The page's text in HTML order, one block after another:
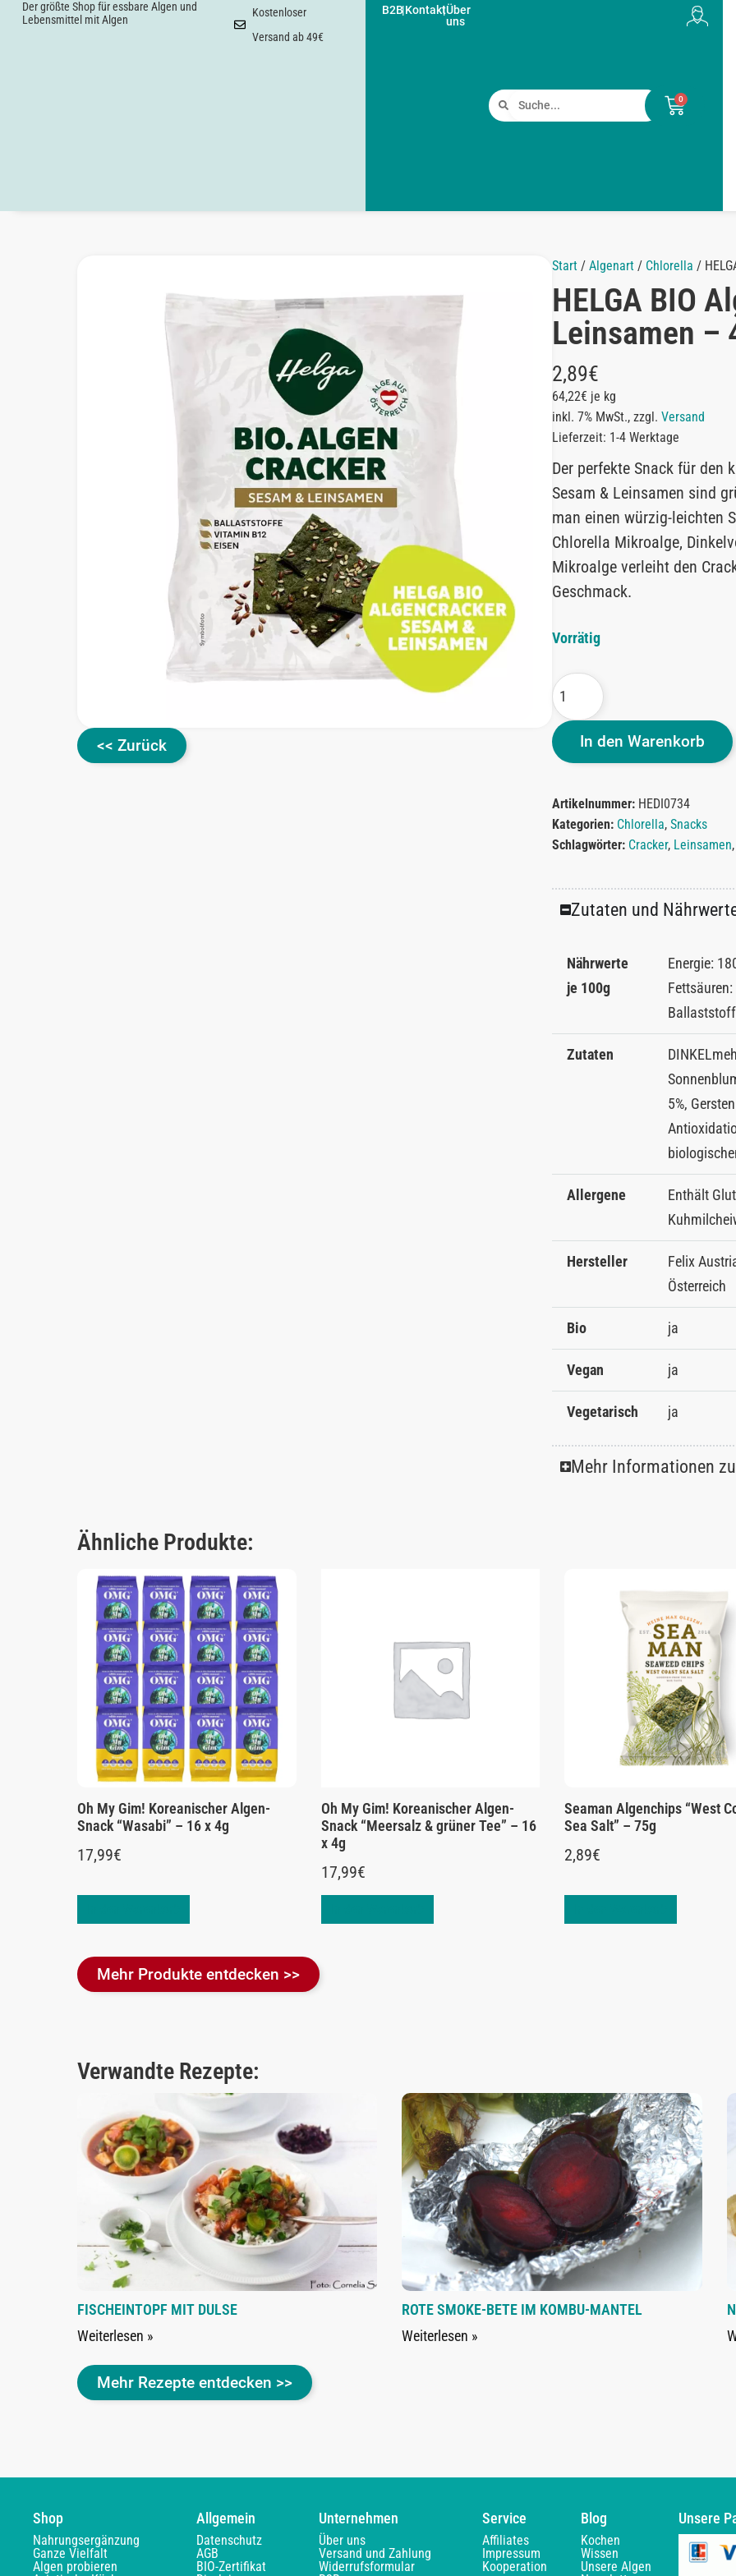
Der größte Shop für essbare Algen und
Lebensmittel mit Algen
Kostenloser
Versand ab 49€
B2B|Kontakt|Über
uns
0
<< Zurück
Start / Algenart / Chlorella /
HELGA BIO
Leinsamen –
2,89€
64,22€ je kg
inkl. 7% MwSt., zzgl. Versand
Lieferzeit: 1-4 Werktage
Der perfekte Snack für den
Sesam & Leinsamen sind
man einen würzig-leichten
Chlorella Mikroalge,
Mikroalge verleiht den
Geschmack.
Vorrätig
In den Warenkorb
Artikelnummer: HEDI0734
Kategorien: Chlorella, Snacks
Schlagwörter: Cracker, Leinsamen
Zutaten und
Nährwerte
je 100g
Energie:
Zutaten
5%,
Allergene
Enthält
Hersteller
Felix
Österreich
Bio ja
Vegan ja
Vegetarisch ja
Mehr Informationen
Ähnliche Produkte:
Oh My Gim! Koreanischer Algen-
Snack “Wasabi” – 16 x 4g
17,99€
Oh My Gim! Koreanischer Algen-
Snack “Meersalz & grüner Tee” – 16
x 4g
17,99€
Seaman Algenchips “West
Sea Salt” – 75g
2,89€
Mehr Produkte entdecken >>
Verwandte Rezepte:
FISCHEINTOPF MIT DULSE
Weiterlesen »
ROTE SMOKE-BETE IM KOMBU-MANTEL
Weiterlesen »
Mehr Rezepte entdecken >>
Shop
Nahrungsergänzung
Ganze Vielfalt
Algen probieren
Allgemein
Datenschutz
AGB
BIO-Zertifikat
Unternehmen
Über uns
Versand und Zahlung
Widerrufsformular
Service
Affiliates
Impressum
Kooperation
Blog
Kochen
Wissen
Unsere Algen
Unsere